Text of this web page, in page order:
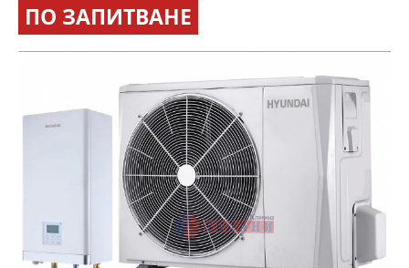
ПО ЗАПИТВАНЕ